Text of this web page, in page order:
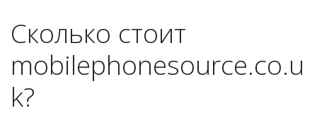
Сколько стоит
mobilephonesource.co.u
k?